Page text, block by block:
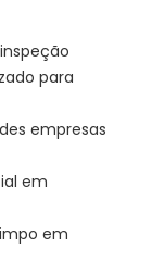
para
empresas
em
em